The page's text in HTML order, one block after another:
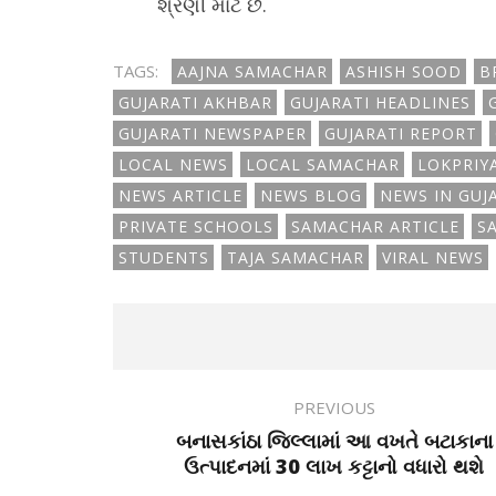
TAGS: AAJNA SAMACHAR ASHISH SOOD
GUJARATI AKHBAR
GUJARATI HEADLINES
GUJARATI NEWSPAPER
GUJARATI REPORT
LOCAL NEWS
LOCAL SAMACHAR
NEWS ARTICLE
NEWS BLOG
NEWS IN
PRIVATE SCHOOLS
SAMACHAR ARTICLE
STUDENTS
TAJA SAMACHAR VIRAL NEWS
PREVIOUS
બનાસકાંઠા જિલ્લામાં આ વખતે બટાકાના
ઉત્પાદનમાં 30 લાખ કટ્ટાનો વધારો થશે